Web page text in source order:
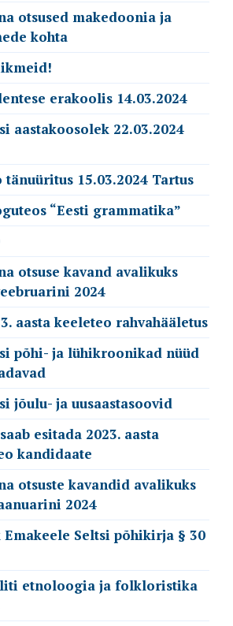
otsused makedoonia ja
kohta
erakoolis 14.03.2024
aastakoosolek 22.03.2024
tänuüritus 15.03.2024 Tartus
“Eesti grammatika”
otsuse kavand avalikuks
2024
aasta keeleteo rahvahääletus
põhi- ja lühikroonikad nüüd
jõulu- ja uusaastasoovid
esitada 2023. aasta
kandidaate
otsuste kavandid avalikuks
2024
Seltsi põhikirja § 30
etnoloogia ja folkloristika